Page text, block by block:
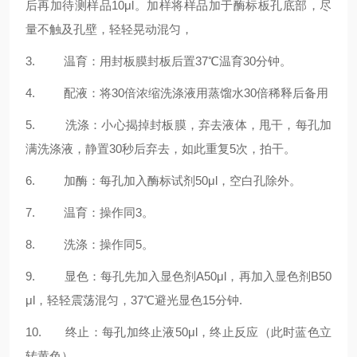
后再加待测样品10μl。加样将样品加于酶标板孔底部，尽
量不触及孔壁，轻轻晃动混匀，
3. 温育：用封板膜封板后置37℃温育30分钟。
4. 配液：将30倍浓缩洗涤液用蒸馏水30倍稀释后备用
5. 洗涤：小心揭掉封板膜，弃去液体，甩干，每孔加
满洗涤液，静置30秒后弃去，如此重复5次，拍干。
6. 加酶：每孔加入酶标试剂50μl，空白孔除外。
7. 温育：操作同3。
8. 洗涤：操作同5。
9. 显色：每孔先加入显色剂A50μl，再加入显色剂B50
μl，轻轻震荡混匀，37℃避光显色15分钟.
10. 终止：每孔加终止液50μl，终止反应（此时蓝色立